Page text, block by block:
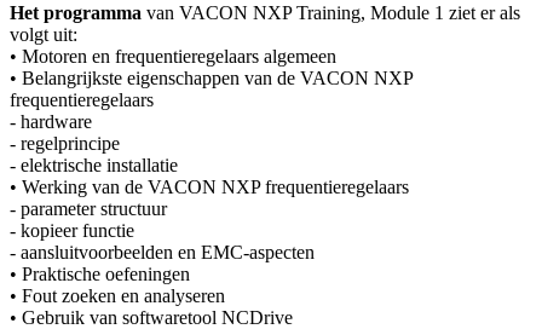
Het programma van VACON NXP Training, Module 1 ziet er als
volgt uit:
• Motoren en frequentieregelaars algemeen
• Belangrijkste eigenschappen van de VACON NXP
frequentieregelaars
- hardware
- regelprincipe
- elektrische installatie
• Werking van de VACON NXP frequentieregelaars
- parameter structuur
- kopieer functie
- aansluitvoorbeelden en EMC-aspecten
• Praktische oefeningen
• Fout zoeken en analyseren
• Gebruik van softwaretool NCDrive